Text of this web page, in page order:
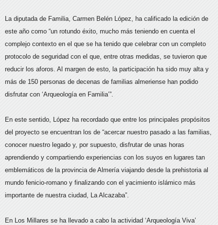
La diputada de Familia, Carmen Belén López, ha calificado la edición de
este año como “un rotundo éxito, mucho más teniendo en cuenta el
complejo contexto en el que se ha tenido que celebrar con un completo
protocolo de seguridad con el que, entre otras medidas, se tuvieron que
reducir los aforos. Al margen de esto, la participación ha sido muy alta y
más de 150 personas de decenas de familias almeriense han podido
disfrutar con ‘Arqueología en Familia’”.
En este sentido, López ha recordado que entre los principales propósitos
del proyecto se encuentran los de “acercar nuestro pasado a las familias,
conocer nuestro legado y, por supuesto, disfrutar de unas horas
aprendiendo y compartiendo experiencias con los suyos en lugares tan
emblemáticos de la provincia de Almería viajando desde la prehistoria al
mundo fenicio-romano y finalizando con el yacimiento islámico más
importante de nuestra ciudad, La Alcazaba”.
En Los Millares se ha llevado a cabo la actividad ‘Arqueología Viva’